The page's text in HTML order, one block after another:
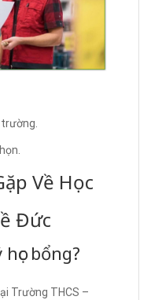
trường.
Về Học
Đức
bổng?
Trường THCS –